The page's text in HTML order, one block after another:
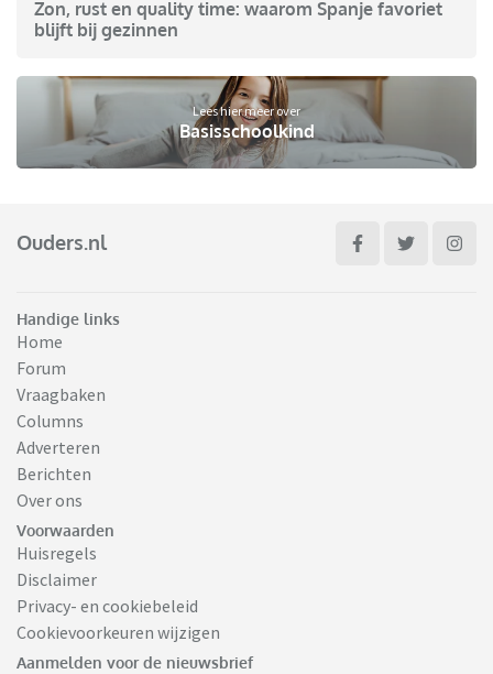
Zon, rust en quality time: waarom Spanje favoriet
blijft bij gezinnen
Lees hier meer over
Basisschoolkind
Ouders.nl
Handige links
Home
Forum
Vraagbaken
Columns
Adverteren
Berichten
Over ons
Voorwaarden
Huisregels
Disclaimer
Privacy- en cookiebeleid
Cookievoorkeuren wijzigen
Aanmelden voor de nieuwsbrief